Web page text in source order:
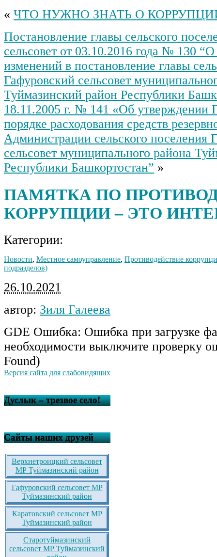
« ЧТО НУЖНО ЗНАТЬ О
Постановление главы сельского
сельсовет от 03.10.2016 года № 130
изменений в постановление главы
Гафуровский сельсовет
Туймазинский район Республики
18.11.2005 г. № 141 «Об утверждении
порядке расходования средств
Администрации сельского поселения
сельсовет муниципального района
Республики Башкортостан” »
ПАМЯТКА ПО
КОРРУПЦИИ – ЭТО
Категории:
Новости, Местное самоуправление, Противодействие
подразделов)
26.10.2021
автор: Зиля Галеева
GDE Ошибка: Ошибка при загрузке
необходимости выключите проверку
Found)
Версия сайта для слабовидящих
Дуслык – трезвое село!
Сайты наших друзей
Верхнетроицкий сельсовет
МР Туймазинский район
Гафуровский сельсовет МР
Туймазинский район
Каратовский сельсовет МР
Туймазинский район
Старотуймазинский
сельсовет МР Туймазинский